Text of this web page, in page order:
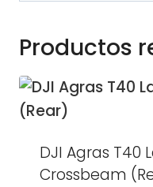
Productos
DJI Agras T40
Crossbeam